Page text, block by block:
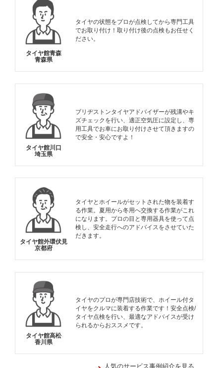
タイヤ館青森
青森県
タイヤの状態をプロが点検してから専門工具
でお取り付け！取り付け後の点検もお任せく
ださい。
タイヤ館川口
埼玉県
ブリヂストンタイヤアドバイザーが残溝やキ
ズチェックを行い、適正空気圧に設定し、専
用工具でお車にお取り付けさせて頂きますの
で安全・安心ですよ！
タイヤ館外環伏見
京都府
タイヤとホイールがセットされた物を装着す
る作業。夏用から冬用へ交換する作業がこれ
になります。プロの目と専用器具を使って点
検し、安全走行へのアドバイスをさせていた
だきます。
タイヤ館高松
香川県
タイヤのプロが専門店技術で、ホイール付タ
イヤをクルマに装着する作業です！安全点検/
タイヤ点検を行い、最適なアドバイスが受け
られるからおススメです。
人気のサービス事例紹介を見る